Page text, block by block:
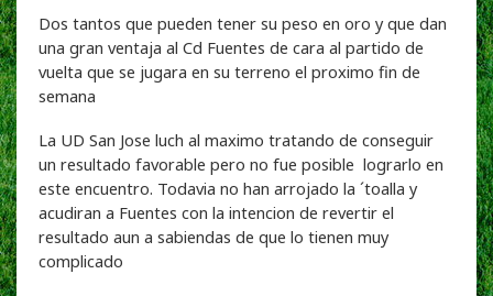
Dos tantos que pueden tener su peso en oro y que dan
una gran ventaja al Cd Fuentes de cara al partido de
vuelta que se jugara en su terreno el proximo fin de
semana
La UD San Jose luch al maximo tratando de conseguir
un resultado favorable pero no fue posible lograrlo en
este encuentro. Todavia no han arrojado la ´toalla y
acudiran a Fuentes con la intencion de revertir el
resultado aun a sabiendas de que lo tienen muy
complicado